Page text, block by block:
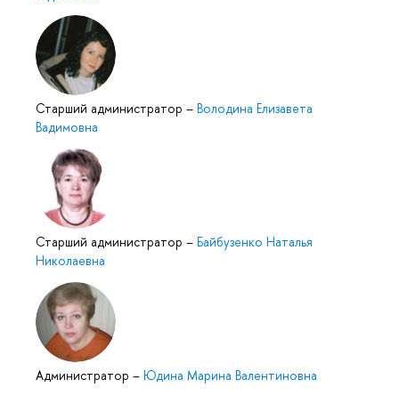
Старший администратор – Володина Елизавета
Вадимовна
Старший администратор – Байбузенко Наталья
Николаевна
Администратор – Юдина Марина Валентиновна